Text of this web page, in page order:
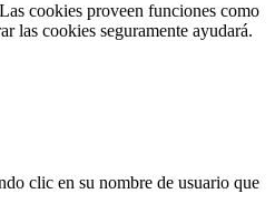
cookies proveen funciones como
las cookies seguramente ayudará.
clic en su nombre de usuario que